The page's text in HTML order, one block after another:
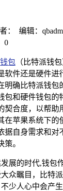
： 编辑：
0
包 （比特派钱
软件还是硬件进
明确比特派钱包
包和硬件钱包的
契合度，以帮助
在苹果系统下的
据自身需求和对
策。
展的时代,钱包
众瞩目，比特
少人心中会产